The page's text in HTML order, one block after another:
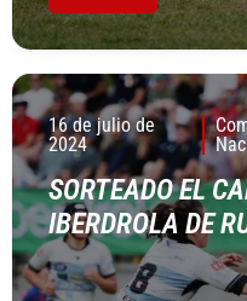
16 de julio de
2024
SORTEADO EL
IBERDROLA DE